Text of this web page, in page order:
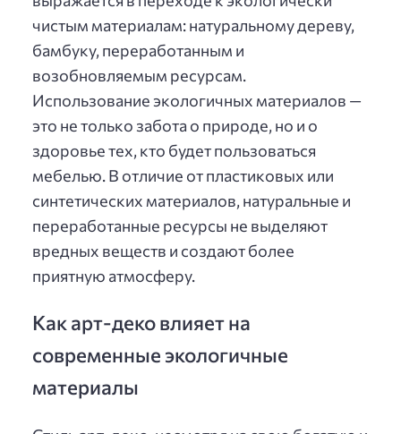
чистым материалам: натуральному дереву,
бамбуку, переработанным и
возобновляемым ресурсам.
Использование экологичных материалов —
это не только забота о природе, но и о
здоровье тех, кто будет пользоваться
мебелью. В отличие от пластиковых или
синтетических материалов, натуральные и
переработанные ресурсы не выделяют
вредных веществ и создают более
приятную атмосферу.
Как арт-деко влияет на
современные экологичные
материалы